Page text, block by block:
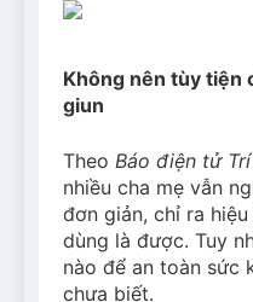
Không nên tùy tiện
giun
Theo Báo điện tử
nhiều cha mẹ vẫn
đơn giản, chỉ ra
dùng là được. Tuy
nào để an toàn sức
chưa biết.